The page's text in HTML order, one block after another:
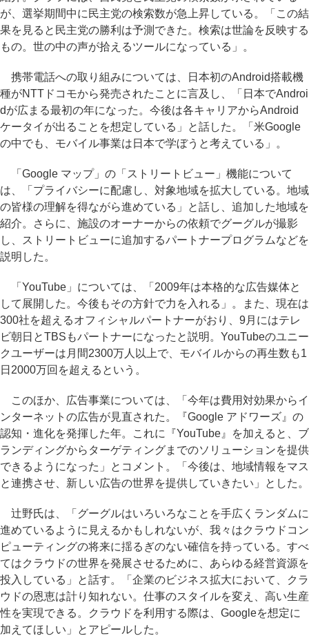
が、選挙期間中に民主党の検索数が急上昇している。「この結
果を見ると民主党の勝利は予測できた。検索は世論を反映する
もの。世の中の声が拾えるツールになっている」。
携帯電話への取り組みについては、日本初のAndroid搭載機
種がNTTドコモから発売されたことに言及し、「日本でAndroi
dが広まる最初の年になった。今後は各キャリアからAndroid
ケータイが出ることを想定している」と話した。「米Google
の中でも、モバイル事業は日本で学ぼうと考えている」。
「Google マップ」の「ストリートビュー」機能について
は、「プライバシーに配慮し、対象地域を拡大している。地域
の皆様の理解を得ながら進めている」と話し、追加した地域を
紹介。さらに、施設のオーナーからの依頼でグーグルが撮影
し、ストリートビューに追加するパートナープログラムなどを
説明した。
「YouTube」については、「2009年は本格的な広告媒体と
して展開した。今後もその方針で力を入れる」。また、現在は
300社を超えるオフィシャルパートナーがおり、9月にはテレ
ビ朝日とTBSもパートナーになったと説明。YouTubeのユニー
クユーザーは月間2300万人以上で、モバイルからの再生数も1
日2000万回を超えるという。
このほか、広告事業については、「今年は費用対効果からイ
ンターネットの広告が見直された。『Google アドワーズ』の
認知・進化を発揮した年。これに『YouTube』を加えると、ブ
ランディングからターゲティングまでのソリューションを提供
できるようになった」とコメント。「今後は、地域情報をマス
と連携させ、新しい広告の世界を提供していきたい」とした。
辻野氏は、「グーグルはいろいろなことを手広くランダムに
進めているように見えるかもしれないが、我々はクラウドコン
ピューティングの将来に揺るぎのない確信を持っている。すべ
てはクラウドの世界を発展させるために、あらゆる経営資源を
投入している」と話す。「企業のビジネス拡大において、クラ
ウドの恩恵は計り知れない。仕事のスタイルを変え、高い生産
性を実現できる。クラウドを利用する際は、Googleを想定に
加えてほしい」とアピールした。